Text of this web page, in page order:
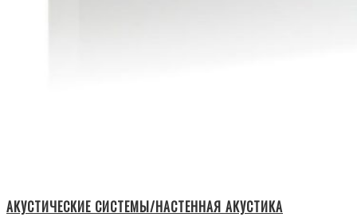
АКУСТИЧЕСКИЕ СИСТЕМЫ/НАСТЕННАЯ АКУСТИКА